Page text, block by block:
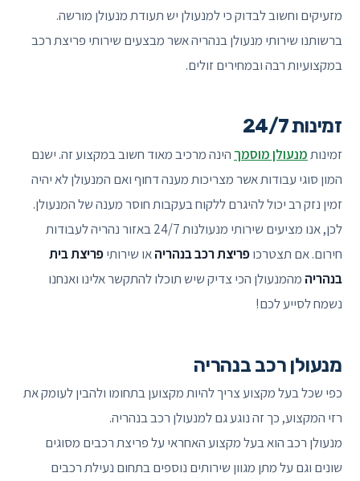
מזעיקים וחשוב לבדוק כי למנעולן יש תעודת מנעולן מורשה.
ברשותנו שירותי מנעולן בנהריה אשר מבצעים שירותי פריצת רכב
במקצועיות רבה ובמחירים זולים.
זמינות 24/7
זמינותמנעולן מוסמך הינה מרכיב מאוד חשוב במקצוע זה. ישנם
המון סוגי עבודות אשר מצריכות מענה דחוף ואם המנעולן לא יהיה
זמין נזק רב יכול להיגרם ללקוח בעקבות חוסר מענה של המנעולן.
לכן, אנו מציעים שירותי מנעולנות 24/7 באזור נהריה לעבודות
חירום. אם תצטרכופריצת רכב בנהריהאו שירותיפריצת בית
בנהריה מהמנעולן הכי צדיק שיש תוכלו להתקשר אלינו ואנחנו
נשמח לסייע לכם!
מנעולן רכב בנהריה
כפי שכל בעל מקצוע צריך להיות מקצוען בתחומו ולהבין לעומק את
רזי המקצוע, כך זה נוגע גם למנעולן רכב בנהריה.
מנעולן רכב הוא בעל מקצוע האחראי על פריצת רכבים מסוגים
שונים וגם על מתן מגוון שירותים נוספים בתחום נעילת רכבים